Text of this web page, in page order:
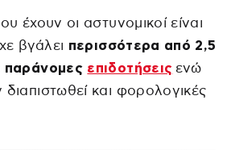
έχουν οι αστυνομικοί είναι
βγάλει περισσότερα από 2,5
παράνομες επιδοτήσεις ενώ
και φορολογικές